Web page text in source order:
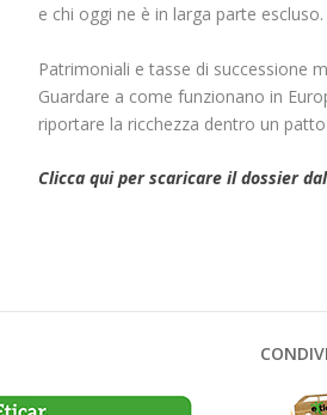
e chi oggi ne è in larga parte escluso.
Patrimoniali e tasse di successione
Guardare a come funzionano in
riportare la ricchezza dentro un
Clicca qui per scaricare il dossier